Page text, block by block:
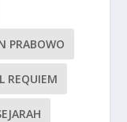
PRABOWO
REQUIEM